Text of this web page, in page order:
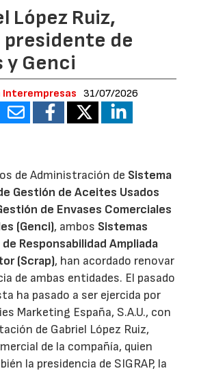
López Ruiz,
presidente de
y Genci
Interempresas 31/07/2026
de Administración de Sistema
Gestión de Aceites Usados
de Envases Comerciales
(Genci), ambos Sistemas
Responsabilidad Ampliada
(Scrap), han acordado renovar
de ambas entidades. El pasado
ha pasado a ser ejercida por
Marketing España, S.A.U., con
de Gabriel López Ruiz,
de la compañía, quien
la presidencia de SIGRAP, la